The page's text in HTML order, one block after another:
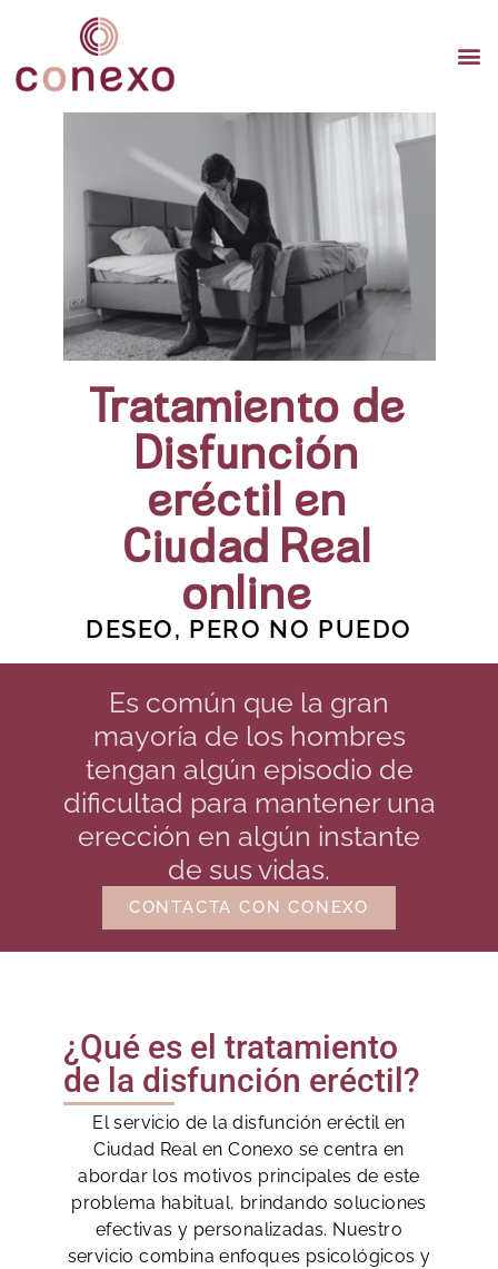
Tratamiento de
Disfunción
eréctil en
Ciudad Real
online
DESEO, PERO NO PUEDO
Es común que la gran
mayoría de los hombres
tengan algún episodio de
dificultad para mantener una
erección en algún instante
de sus vidas.
CONTACTA CON CONEXO
¿Qué es el tratamiento
de la disfunción eréctil?
El servicio de la disfunción eréctil en
Ciudad Real en Conexo se centra en
abordar los motivos principales de este
problema habitual, brindando soluciones
efectivas y personalizadas. Nuestro
servicio combina enfoques psicológicos y